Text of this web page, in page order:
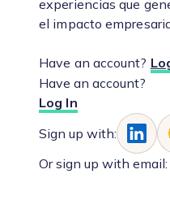
experiencias que
el impacto
Have an account?
Have an account?
Log In
Sign up with:
Or sign up with email: